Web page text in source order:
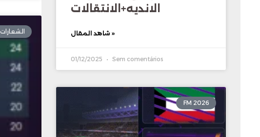
الشعارات 2016
الانديه+الانتقالات
شاهد المقال »
01/12/2025 Sem comentários
FM 2026